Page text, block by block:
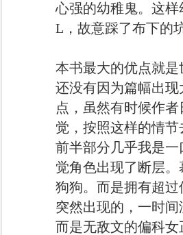
心强的幼稚鬼。这
L，故意踩了布下的
本书最大的优点就
还没有因为篇幅出
点，虽然有时候作
觉，按照这样的情
前半部分几乎我是
觉角色出现了断层
狗狗。而是拥有超
突然出现的，一时
而是无敌文的偏科